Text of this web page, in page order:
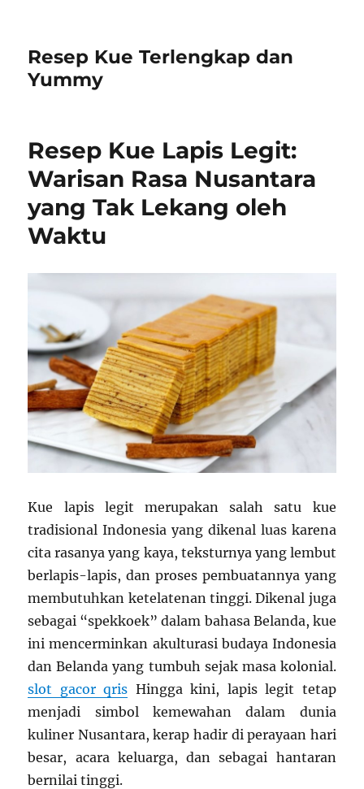
Resep Kue Terlengkap dan
Yummy
Resep Kue Lapis Legit:
Warisan Rasa Nusantara
yang Tak Lekang oleh
Waktu
Kue lapis legit merupakan salah satu kue
tradisional Indonesia yang dikenal luas karena
cita rasanya yang kaya, teksturnya yang lembut
berlapis-lapis, dan proses pembuatannya yang
membutuhkan ketelatenan tinggi. Dikenal juga
sebagai “spekkoek” dalam bahasa Belanda, kue
ini mencerminkan akulturasi budaya Indonesia
dan Belanda yang tumbuh sejak masa kolonial.
slot gacor qris Hingga kini, lapis legit tetap
menjadi simbol kemewahan dalam dunia
kuliner Nusantara, kerap hadir di perayaan hari
besar, acara keluarga, dan sebagai hantaran
bernilai tinggi.